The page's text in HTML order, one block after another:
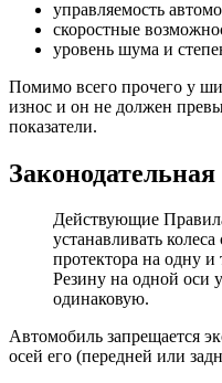
управляемость
скоростные
уровень шума и
Помимо всего прочего у
износ и он не должен
показатели.
Законодательная
Действующие
устанавливать
протектора на одну и
Резину на одной оси
одинаковую.
Автомобиль запрещается
осей его (передней или